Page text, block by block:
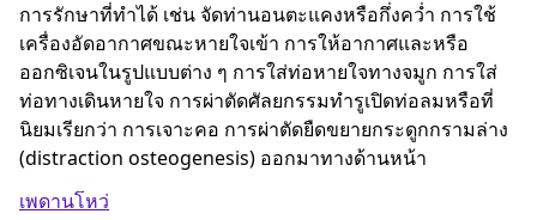
การรักษาที่ทำได้ เช่น จัดท่านอนตะแคงหรือกึ่งคว่ำ การใช้
เครื่องอัดอากาศขณะหายใจเข้า การให้อากาศและหรือ
ออกซิเจนในรูปแบบต่าง ๆ การใส่ท่อหายใจทางจมูก การใส่
ท่อทางเดินหายใจ การผ่าตัดศัลยกรรมทำรูเปิดท่อลมหรือที่
นิยมเรียกว่า การเจาะคอ การผ่าตัดยืดขยายกระดูกกรามล่าง
(distraction osteogenesis) ออกมาทางด้านหน้า
เพดานโหว่